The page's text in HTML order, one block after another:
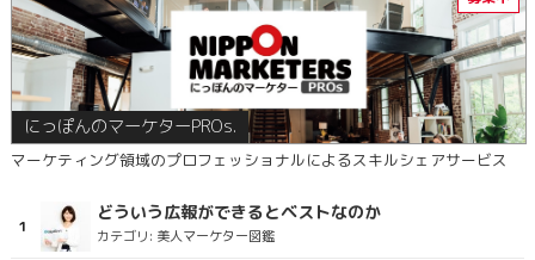
にっぽんのマーケターPROs.
マーケティング領域のプロフェッショナルによるスキルシェアサービス
どういう広報ができるとベストなのか
カテゴリ: 美人マーケター図鑑